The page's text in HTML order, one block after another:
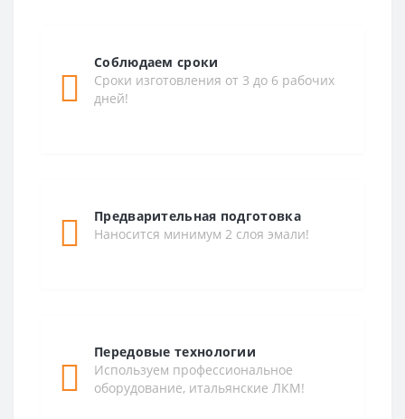
Соблюдаем сроки
Сроки изготовления от 3 до 6 рабочих
дней!
Предварительная подготовка
Наносится минимум 2 слоя эмали!
Передовые технологии
Используем профессиональное
оборудование, итальянские ЛКМ!